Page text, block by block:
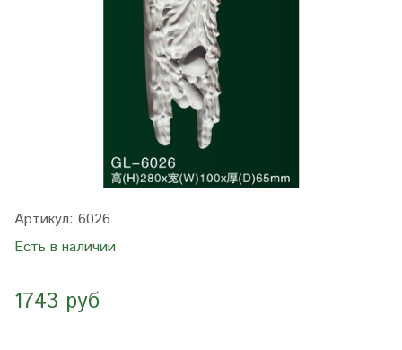
Артикул: 6026
Есть в наличии
1743 руб